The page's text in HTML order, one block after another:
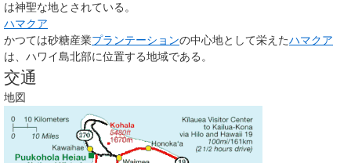
は神聖な地とされている。
ハマクア
かつては砂糖産業プランテーションの中心地として栄えたハマクア
は、ハワイ島北部に位置する地域である。
交通
地図